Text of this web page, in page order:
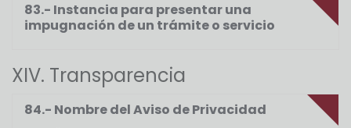
83.- Instancia para presentar una
impugnación de un trámite o servicio
XIV. Transparencia
84.- Nombre del Aviso de Privacidad